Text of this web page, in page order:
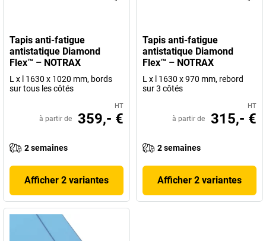
Tapis anti-fatigue
antistatique Diamond
Flex™ – NOTRAX
L x l 1630 x 1020 mm, bords
sur tous les côtés
HT
à partir de 359,- €
2 semaines
Afficher 2 variantes
Tapis anti-fatigue
antistatique Diamond
Flex™ – NOTRAX
L x l 1630 x 970 mm, rebord
sur 3 côtés
HT
à partir de 315,- €
2 semaines
Afficher 2 variantes